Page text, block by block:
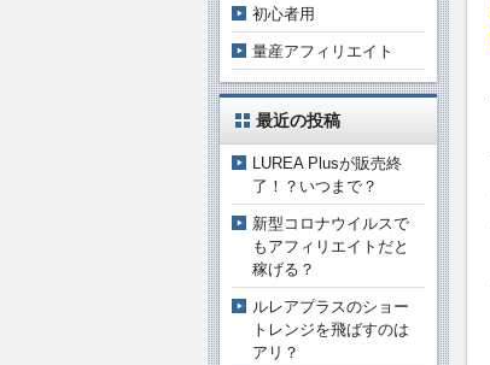
初心者用
量産アフィリエイト
最近の投稿
LUREA Plusが販売終
了！？いつまで？
新型コロナウイルスで
もアフィリエイトだと
稼げる？
ルレアプラスのショー
トレンジを飛ばすのは
アリ？